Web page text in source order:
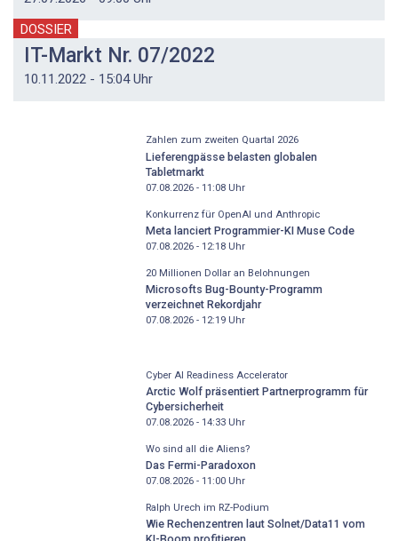
DOSSIER
IT-Markt Nr. 07/2022
10.11.2022 - 15:04 Uhr
Zahlen zum zweiten Quartal 2026
Lieferengpässe belasten globalen
Tabletmarkt
07.08.2026 - 11:08Uhr
Konkurrenz für OpenAI und Anthropic
Meta lanciert Programmier-KI Muse Code
07.08.2026 - 12:18Uhr
20 Millionen Dollar an Belohnungen
Microsofts Bug-Bounty-Programm
verzeichnet Rekordjahr
07.08.2026 - 12:19Uhr
Cyber AI Readiness Accelerator
Arctic Wolf präsentiert Partnerprogramm für
Cybersicherheit
07.08.2026 - 14:33Uhr
Wo sind all die Aliens?
Das Fermi-Paradoxon
07.08.2026 - 11:00Uhr
Ralph Urech im RZ-Podium
Wie Rechenzentren laut Solnet/Data11 vom